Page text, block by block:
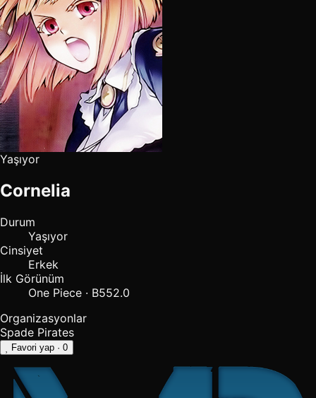
Yaşıyor
Cornelia
Durum
Yaşıyor
Cinsiyet
Erkek
İlk Görünüm
One Piece · B552.0
Organizasyonlar
Spade Pirates
Favori yap · 0